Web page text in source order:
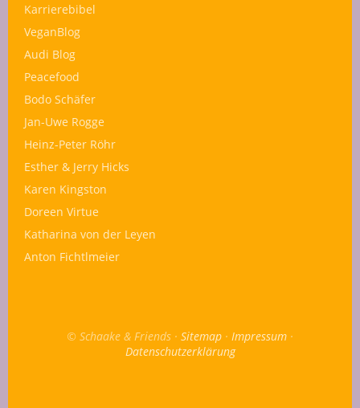
Karrierebibel
VeganBlog
Audi Blog
Peacefood
Bodo Schäfer
Jan-Uwe Rogge
Heinz-Peter Röhr
Esther & Jerry Hicks
Karen Kingston
Doreen Virtue
Katharina von der Leyen
Anton Fichtlmeier
© Schaake & Friends · Sitemap · Impressum ·
Datenschutzerklärung